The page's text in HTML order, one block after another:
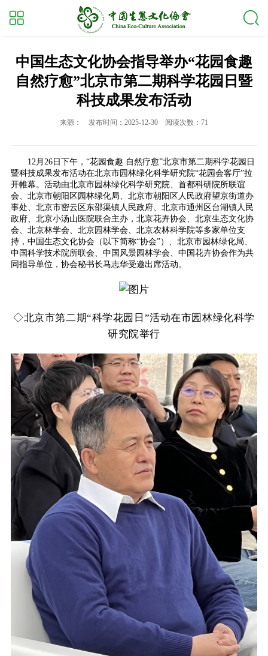
中国生态文化协会指导举办“花园食趣
自然疗愈”北京市第二期科学花园日暨
科技成果发布活动
来源： 发布时间：2025-12-30 阅读次数：71
12月26日下午，“花园食趣 自然疗愈”北京市第二期科学花园日
暨科技成果发布活动在北京市园林绿化科学研究院“花园会客厅”拉
开帷幕。活动由北京市园林绿化科学研究院、首都科研院所联谊
会、北京市朝阳区园林绿化局、北京市朝阳区人民政府望京街道办
事处、北京市密云区东邵渠镇人民政府、北京市通州区台湖镇人民
政府、北京小汤山医院联合主办，北京花卉协会、北京生态文化协
会、北京林学会、北京园林学会、北京农林科学院等多家单位支
持，中国生态文化协会（以下简称“协会”）、北京市园林绿化局、
中国科学技术院所联会、中国风景园林学会、中国花卉协会作为共
同指导单位，协会秘书长马志华受邀出席活动。
◇北京市第二期“科学花园日”活动在市园林绿化科学
研究院举行